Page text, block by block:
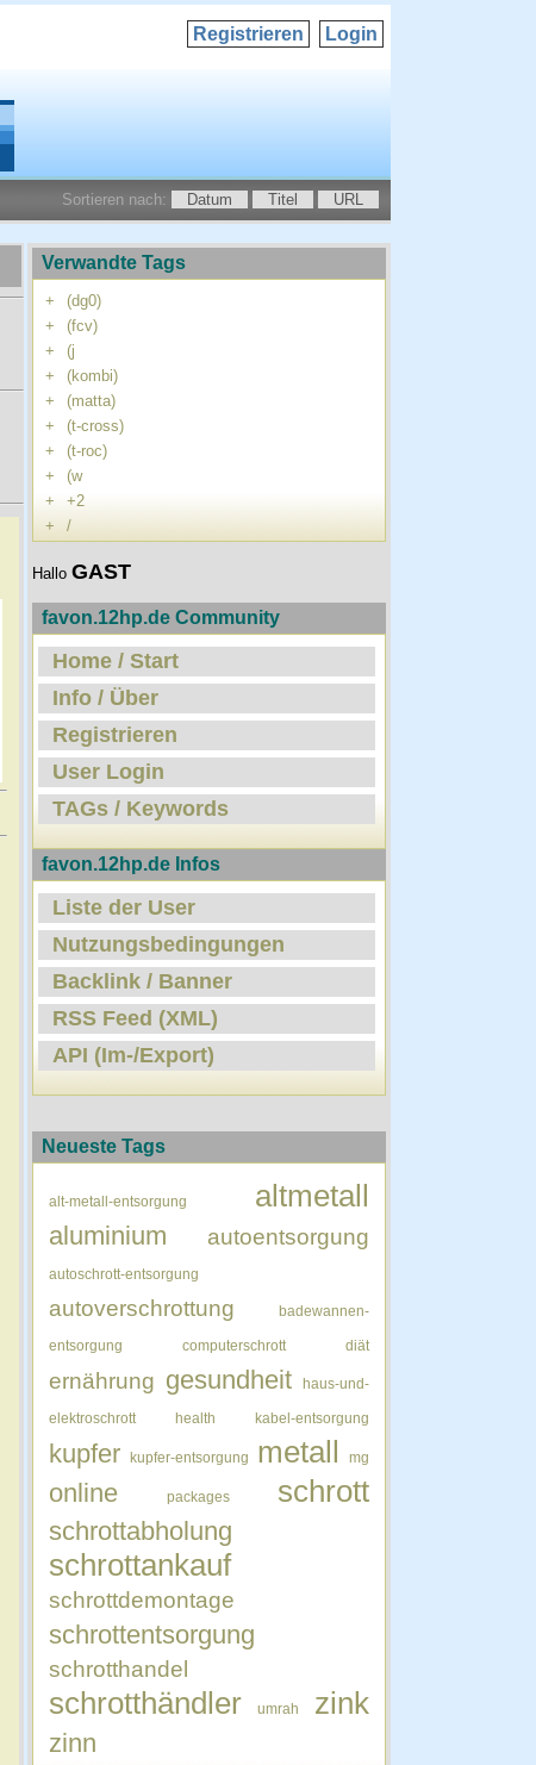
Login
Registrieren
Sortieren nach: Datum Titel URL
Verwandte Tags
+
(dg0)
+
(fcv)
+
(j
+
(kombi)
+
(matta)
+
(t-cross)
+
(t-roc)
+
(w
+
+2
+
/
Hallo GAST
favon.12hp.de Community
Home / Start
Info / Über
Registrieren
User Login
TAGs / Keywords
favon.12hp.de Infos
Liste der User
Nutzungsbedingungen
Backlink / Banner
RSS Feed (XML)
API (Im-/Export)
Neueste Tags
alt-metall-entsorgung altmetall
aluminium autoentsorgung
autoschrott-entsorgung
autoverschrottung badewannen-
entsorgung computerschrott diät
ernährung gesundheit haus-und-
elektroschrott health kabel-entsorgung
kupfer kupfer-entsorgung metall mg
online packages schrott
schrottabholung
schrottankauf
schrottdemontage
schrottentsorgung
schrotthandel
schrotthändler umrah zink
zinn